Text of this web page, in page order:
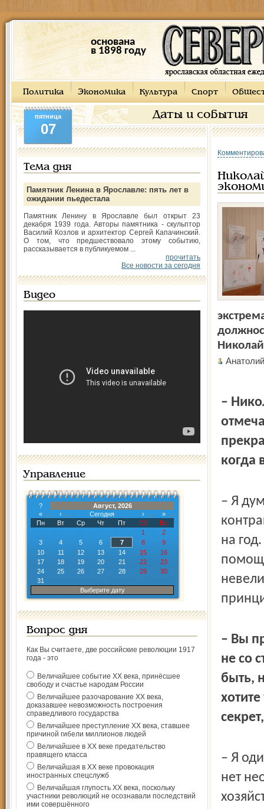
основана
в 1898 году
Политика Экономика Культура Спорт
Даты и события
пятница
07
Тема дня
Памятник Ленина в Ярославле: пять лет в
ожидании пьедестала
Памятник Ленину в Ярославле был открыт 23
декабря 1939 года. Авторы памятника - скульптор
Василий Козлов и архитектор Сергей Капачинский.
О том, что предшествовало этому событию,
рассказывается в публикуемом ...
прочитать
Все новости за сегодня
Видео
Управление
?
Август, 2026
«
‹ Сегодня ›
»
Пн
Вт Ср Чт Пт Сб
Вс
1
2
3
4 5 6 7 8
9
10
11 12 13 14 15
16
17
18 19 20 21 22
23
24
25 26 27 28 29
30
31
Выберите дату
Вопрос дня
Как Вы считаете, две российские революции 1917
года - это
Величайшее событие ХХ века, принёсшее
свободу и счастье народам России
Величайшее разочарование ХХ века,
доказавшее невозможность построения
справедливого государства
Величайшее преступление ХХ века, ставшее
причиной гибели миллионов людей
Величайшее в ХХ веке предательство
правящего класса
Величайшая в ХХ веке провокация
иностранных спецслужб
Величайшая глупость ХХ века, поскольку
участники революций не осознавали последствий
ими совершённого
–
когда
– Я
на
– Вы
не со
быть,
– Я
нет